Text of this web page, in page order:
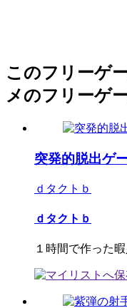
このフリーゲ
メのフリーゲ
突発的脱出ゲ
ｄタクトｂ
ｄタクトｂ
１時間で作った